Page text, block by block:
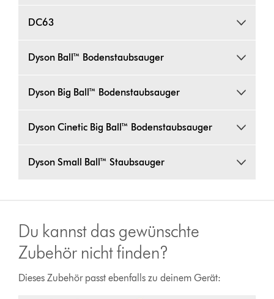
DC63
Dyson Ball™ Bodenstaubsauger
Dyson Big Ball™ Bodenstaubsauger
Dyson Cinetic Big Ball™ Bodenstaubsauger
Dyson Small Ball™ Staubsauger
Du kannst das gewünschte
Zubehör nicht finden?
Dieses Zubehör passt ebenfalls zu deinem Gerät: